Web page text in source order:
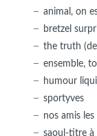
animal, on
bretzel
the truth
ensemble,
humour
sportyves
nos amis
saoul-titre à